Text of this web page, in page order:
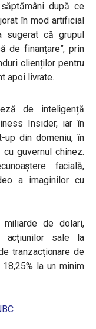
după ce
în mod artificial
sugerat că grupul
de finanțare”, prin
clienților pentru
apoi livrate.
de inteligență
Insider, iar în
din domeniu, în
guvernul chinez.
facială,
a imaginilor cu
de dolari,
acțiunilor sale la
tranzacționare de
la un minim